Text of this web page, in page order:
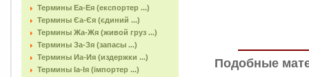
Термины Еа-Ея (експортер ...)
Термины Єа-Єя (єдиний ...)
Термины Жа-Жя (живой груз ...)
Термины За-Зя (запасы ...)
Термины Иа-Ия (издержки ...)
Термины Іа-Ія (імпортер ...)
Подобные